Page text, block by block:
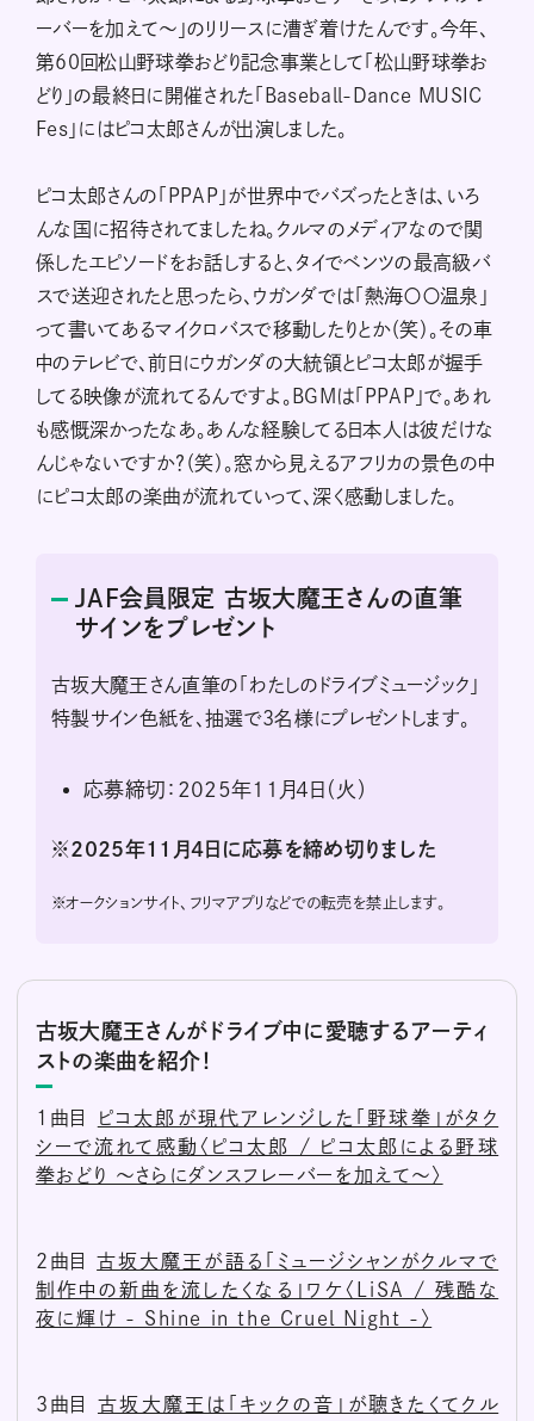
ーバーを加えて〜」のリリースに漕ぎ着けたんです。今年、
第60回松山野球拳おどり記念事業として「松山野球拳お
どり」の最終日に開催された「Baseball-Dance MUSIC
Fes」にはピコ太郎さんが出演しました。
ピコ太郎さんの「PPAP」が世界中でバズったときは、いろ
んな国に招待されてましたね。クルマのメディアなので関
係したエピソードをお話しすると、タイでベンツの最高級バ
スで送迎されたと思ったら、ウガンダでは「熱海〇〇温泉」
って書いてあるマイクロバスで移動したりとか（笑）。その車
中のテレビで、前日にウガンダの大統領とピコ太郎が握手
してる映像が流れてるんですよ。BGMは「PPAP」で。あれ
も感慨深かったなあ。あんな経験してる日本人は彼だけな
んじゃないですか？（笑）。窓から見えるアフリカの景色の中
にピコ太郎の楽曲が流れていって、深く感動しました。
JAF会員限定 古坂大魔王さんの直筆
サインをプレゼント
古坂大魔王さん直筆の「わたしのドライブミュージック」
特製サイン色紙を、抽選で3名様にプレゼントします。
応募締切：2025年11月4日（火）
※2025年11月4日に応募を締め切りました
※オークションサイト、フリマアプリなどでの転売を禁止します。
古坂大魔王さんがドライブ中に愛聴するアーティ
ストの楽曲を紹介！
1曲目
ピコ太郎が現代アレンジした「野球拳」がタク
シーで流れて感動〈ピコ太郎 / ピコ太郎による野球
拳おどり 〜さらにダンスフレーバーを加えて〜〉
2曲目古坂大魔王が語る「ミュージシャンがクルマで
制作中の新曲を流したくなる」ワケ〈LiSA / 残酷な
夜に輝け - Shine in the Cruel Night -〉
3曲目 古坂大魔王は「キックの音」が聴きたくてクル